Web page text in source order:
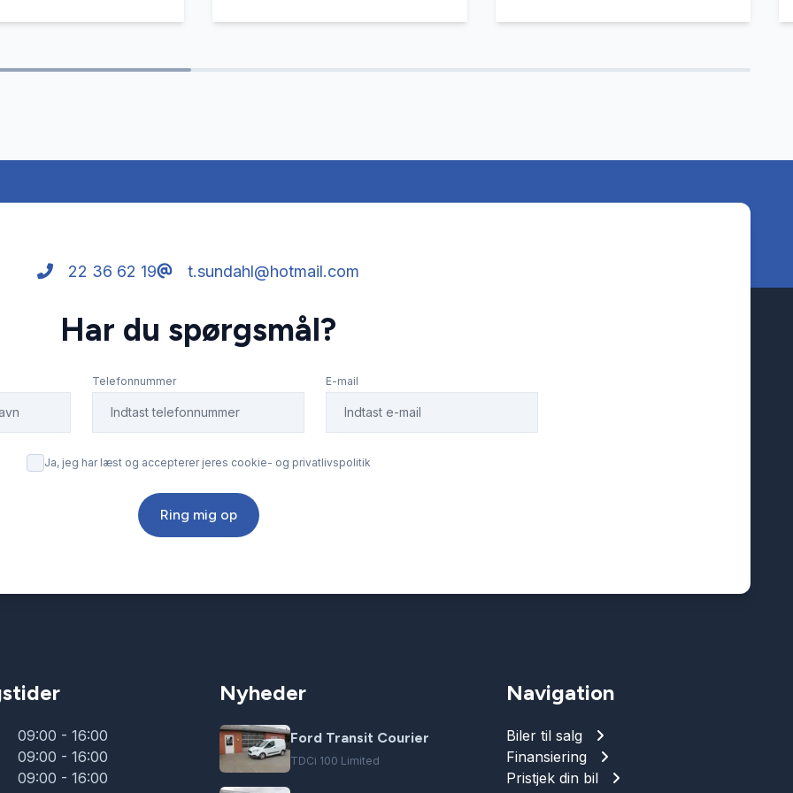
22 36 62 19 t.sundahl@hotmail.com
Har du spørgsmål?
Telefonnummer E-mail
Ja, jeg har læst og accepterer jeres cookie- og privatlivspolitik
Ring mig op
09:00 - 16:00
09:00 - 16:00
09:00 - 16:00
Nyheder
Ford Transit Courier
TDCi 100 Limited
Navigation
Biler til salg
Finansiering
Pristjek din bil